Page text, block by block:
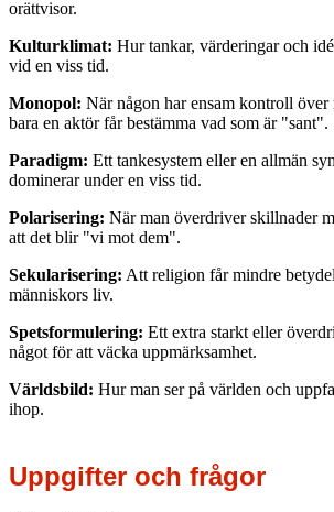
orättvisor.
Kulturklimat: Hur tankar, värderingar och
vid en viss tid.
Monopol: När någon har ensam kontroll
bara en aktör får bestämma vad som är "sant".
Paradigm: Ett tankesystem eller en allmän
dominerar under en viss tid.
Polarisering: När man överdriver skillnader
att det blir "vi mot dem".
Sekularisering: Att religion får mindre
människors liv.
Spetsformulering: Ett extra starkt eller
något för att väcka uppmärksamhet.
Världsbild: Hur man ser på världen och
ihop.
Uppgifter och frågor